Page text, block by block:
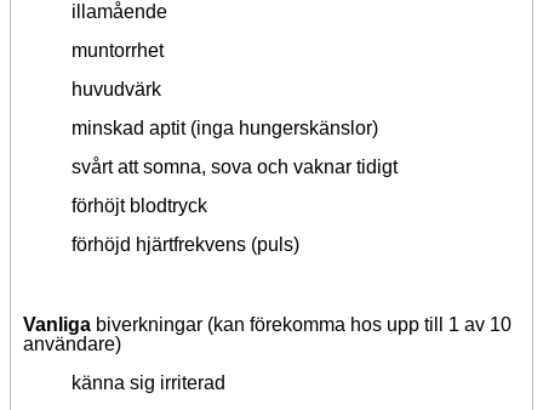
illamående
muntorrhet
huvudvärk
minskad aptit (inga hungerskänslor)
svårt att somna, sova och vaknar tidigt
förhöjt blodtryck
förhöjd hjärtfrekvens (puls)
Vanliga biverkningar (kan förekomma hos upp till 1 av 10
användare)
känna sig irriterad